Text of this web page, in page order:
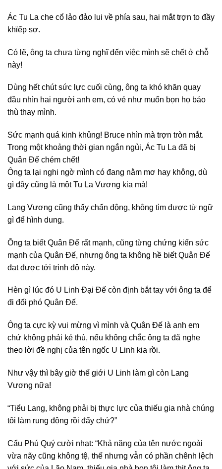
Ác Tu La che cổ lảo đảo lui về phía sau, hai mắt trợn to đầy
khϊếp sợ.
Có lẽ, ông ta chưa từng nghĩ đến việc mình sẽ chết ở chỗ
này!
Dùng hết chút sức lực cuối cùng, ông ta khó khăn quay
đầu nhìn hai người anh em, có vẻ như muốn bọn họ báo
thù thay mình.
Sức mạnh quá kinh khủng! Bruce nhìn mà trợn tròn mắt.
Trong một khoảng thời gian ngắn ngủi, Ác Tu La đã bị
Quân Đế chém chết!
Ông ta lại nghi ngờ mình có đang nằm mơ hay không, dù
gì đây cũng là một Tu La Vương kia mà!
Lang Vương cũng thấy chấn động, không tìm được từ ngữ
gì để hình dung.
Ông ta biết Quân Đế rất mạnh, cũng từng chứng kiến sức
mạnh của Quân Đế, nhưng ông ta không hề biết Quân Đế
đạt được tới trình độ này.
Hèn gì lúc đó U Linh Đại Đế còn định bắt tay với ông ta để
đi đối phó Quân Đế.
Ông ta cực kỳ vui mừng vì mình và Quân Đế là anh em
chứ không phải kẻ thù, nếu không chắc ông ta đã nghe
theo lời đề nghị của tên ngốc U Linh kia rồi.
Như vậy thì bây giờ thế giới U Linh làm gì còn Lang
Vương nữa!
“Tiểu Lang, không phải bị thực lực của thiếu gia nhà chúng
tôi làm rung động rồi đấy chứ?”
Cẩu Phú Quý cười nhạt: “Khả năng của tên nước ngoài
vừa nãy cũng không tệ, thế nhưng vẫn có phần chênh lệch